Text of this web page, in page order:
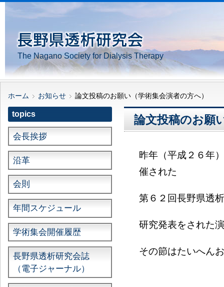
The Nagano Society for Dialysis Therapy
ホーム お知らせ 論文投稿のお願い（学術集会演者の方へ）
論文投稿のお願
昨年（平成２６年
催された
第６２回長野県透
研究発表をされた
その節はたいへん
topics
会長挨拶
沿革
会則
年間スケジュール
学術集会開催履歴
長野県透析研究会誌
（電子ジャーナル）